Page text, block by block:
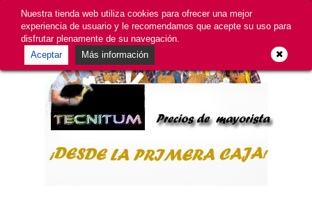
Nuestra tienda web utiliza cookies para ofrecer una mejor
experiencia de usuario y le recomendamos que acepte su uso para
disfrutar plenamente de su navegación.
Aceptar
Más información
Contacte con nosotros
Iniciar sesión
GDPR